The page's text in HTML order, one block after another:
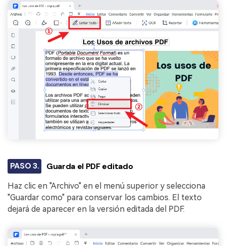
PASO 3. Guarda el PDF editado
Haz clic en "Archivo" en el menú superior y selecciona
"Guardar como" para conservar los cambios. El texto
dejará de aparecer en la versión editada del PDF.